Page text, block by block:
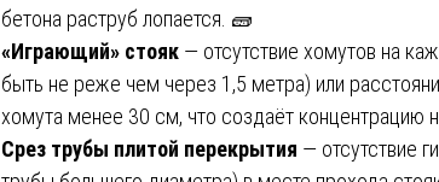
бетона раструб лопается. 🧱
«Играющий» стояк — отсутствие хомутов на
быть не реже чем через 1,5 метра) или
хомута менее 30 см, что создаёт концентрацию
Срез трубы плитой перекрытия — отсутствие